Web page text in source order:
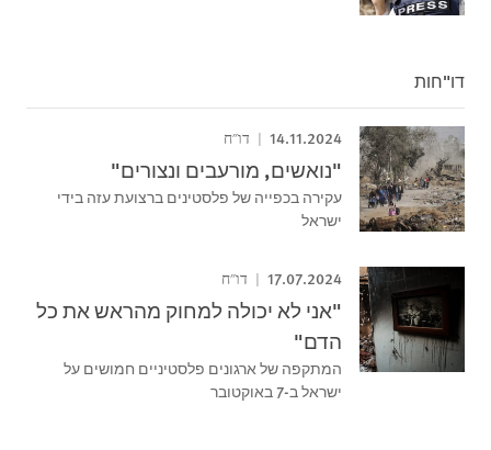
דו"חות
14.11.2024 דו"ח
"נואשים, מורעבים ונצורים"
עקירה בכפייה של פלסטינים ברצועת עזה בידי
ישראל
17.07.2024 דו"ח
"אני לא יכולה למחוק מהראש את כל
הדם"
המתקפה של ארגונים פלסטיניים חמושים על
ישראל ב-7 באוקטובר